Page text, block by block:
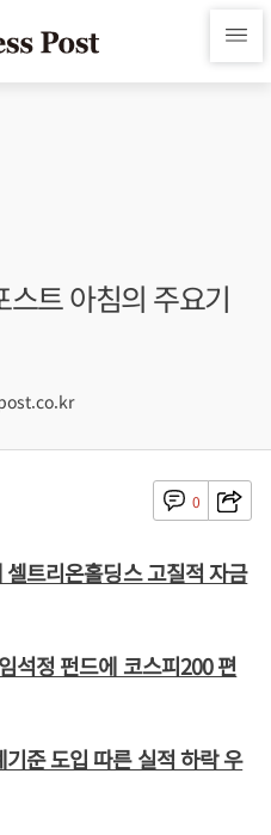
트 아침의 주요기
0
트리온홀딩스 고질적 자금
석정 펀드에 코스피200 편
준 도입 따른 실적 하락 우